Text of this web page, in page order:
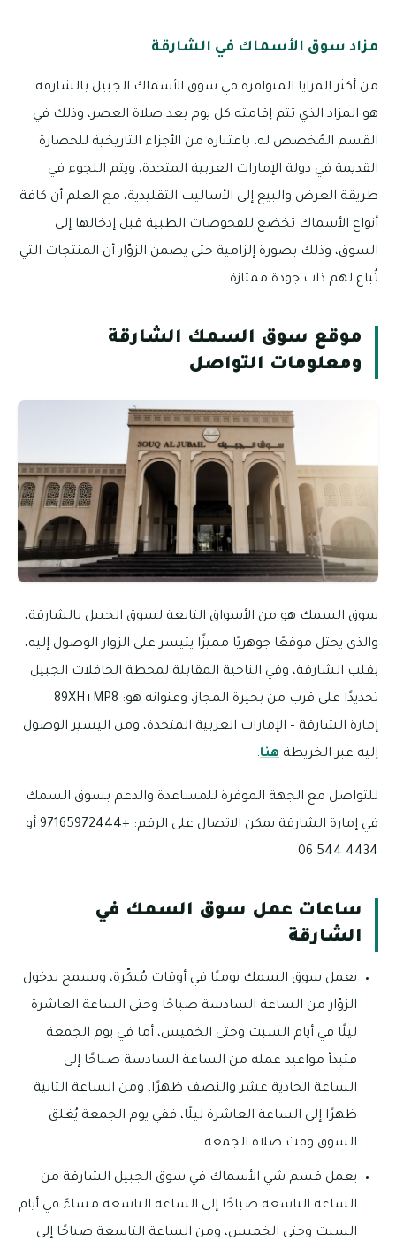
مزاد سوق الأسماك في الشارقة
من أكثر المزايا المتوافرة في سوق الأسماك الجبيل بالشارقة
هو المزاد الذي تتم إقامته كل يوم بعد صلاة العصر، وذلك في
القسم المُخصص له، باعتباره من الأجزاء التاريخية للحضارة
القديمة في دولة الإمارات العربية المتحدة، ويتم اللجوء في
طريقة العرض والبيع إلى الأساليب التقليدية، مع العلم أن كافة
أنواع الأسماك تخضع للفحوصات الطبية قبل إدخالها إلى
السوق، وذلك بصورة إلزامية حتى يضمن الزوّار أن المنتجات التي
تُباع لهم ذات جودة ممتازة.
موقع سوق السمك الشارقة
ومعلومات التواصل
سوق السمك هو من الأسواق التابعة لسوق الجبيل بالشارقة،
والذي يحتل موقعًا جوهريًا مميزًا يتيسر على الزوار الوصول إليه،
بقلب الشارقة، وفي الناحية المقابلة لمحطة الحافلات الجبيل
تحديدًا على قرب من بحيرة المجاز، وعنوانه هو: 89XH+MP8 –
إمارة الشارقة – الإمارات العربية المتحدة، ومن اليسير الوصول
إليه عبر الخريطة هنا.
للتواصل مع الجهة الموفرة للمساعدة والدعم بسوق السمك
في إمارة الشارقة يمكن الاتصال على الرقم: +97165972444 أو
4434 544 06
ساعات عمل سوق السمك في
الشارقة
يعمل سوق السمك يوميًا في أوقات مُبكّرة، ويسمح بدخول
الزوّار من الساعة السادسة صباحًا وحتى الساعة العاشرة
ليلًا في أيام السبت وحتى الخميس، أما في يوم الجمعة
فتبدأ مواعيد عمله من الساعة السادسة صباحًا إلى
الساعة الحادية عشر والنصف ظهرًا، ومن الساعة الثانية
ظهرًا إلى الساعة العاشرة ليلًا، ففي يوم الجمعة يُغلق
السوق وقت صلاة الجمعة.
يعمل قسم شي الأسماك في سوق الجبيل الشارقة من
الساعة التاسعة صباحًا إلى الساعة التاسعة مساءً في أيام
السبت وحتى الخميس، ومن الساعة التاسعة صباحًا إلى